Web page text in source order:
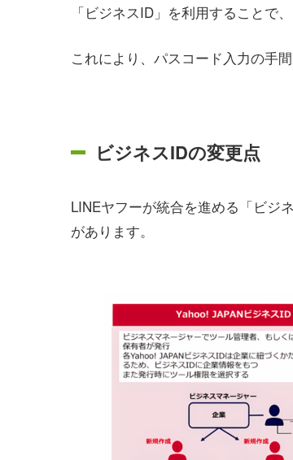
「ビジネスID」を利用することで
これにより、パスコード入力の手
ビジネスIDの変更点
LINEヤフーが統合を進める「ビジ
があります。